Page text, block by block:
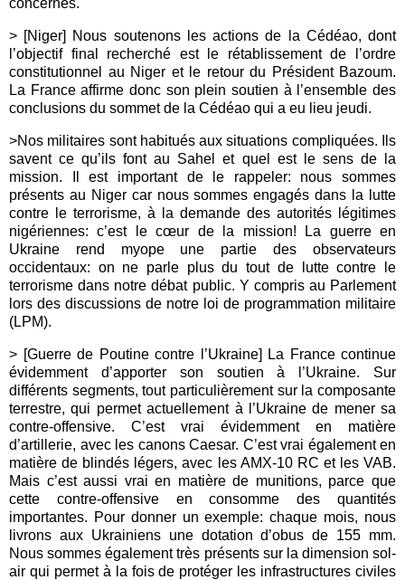
concernés.
> [Niger] Nous soutenons les actions de la Cédéao, dont
l’objectif final recherché est le rétablissement de l’ordre
constitutionnel au Niger et le retour du Président Bazoum.
La France affirme donc son plein soutien à l’ensemble des
conclusions du sommet de la Cédéao qui a eu lieu jeudi.
>Nos militaires sont habitués aux situations compliquées. Ils
savent ce qu’ils font au Sahel et quel est le sens de la
mission. Il est important de le rappeler: nous sommes
présents au Niger car nous sommes engagés dans la lutte
contre le terrorisme, à la demande des autorités légitimes
nigériennes: c’est le cœur de la mission! La guerre en
Ukraine rend myope une partie des observateurs
occidentaux: on ne parle plus du tout de lutte contre le
terrorisme dans notre débat public. Y compris au Parlement
lors des discussions de notre loi de programmation militaire
(LPM).
> [Guerre de Poutine contre l’Ukraine] La France continue
évidemment d’apporter son soutien à l’Ukraine. Sur
différents segments, tout particulièrement sur la composante
terrestre, qui permet actuellement à l’Ukraine de mener sa
contre-offensive. C’est vrai évidemment en matière
d’artillerie, avec les canons Caesar. C’est vrai également en
matière de blindés légers, avec les AMX-10 RC et les VAB.
Mais c’est aussi vrai en matière de munitions, parce que
cette contre-offensive en consomme des quantités
importantes. Pour donner un exemple: chaque mois, nous
livrons aux Ukrainiens une dotation d’obus de 155 mm.
Nous sommes également très présents sur la dimension sol-
air qui permet à la fois de protéger les infrastructures civiles